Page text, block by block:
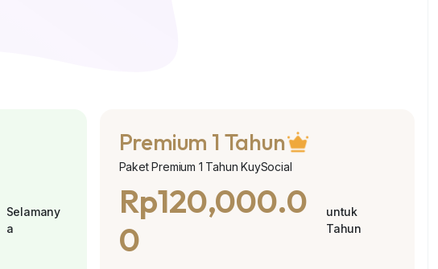
Selamany
a
Premium 1 Tahun
Paket Premium 1 Tahun KuySocial
Rp120,000.0
0
untuk
Tahun